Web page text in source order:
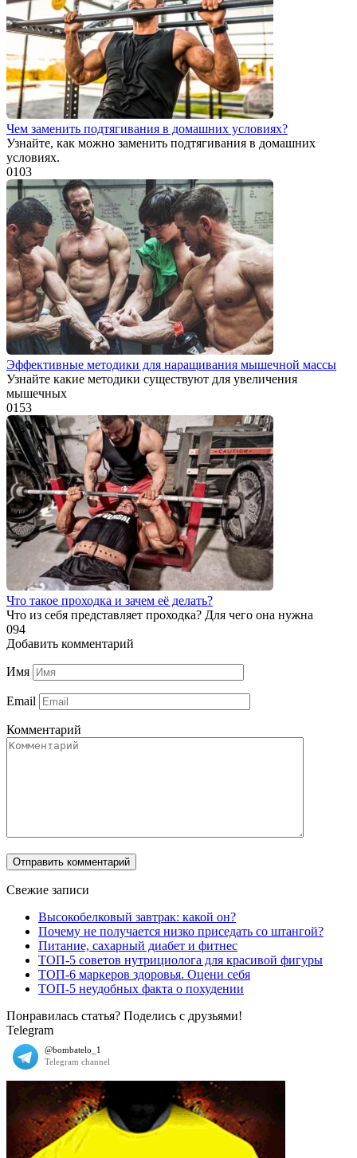
Чем заменить подтягивания в домашних условиях?
Узнайте, как можно заменить подтягивания в домашних
условиях.
0103
Эффективные методики для наращивания мышечной массы
Узнайте какие методики существуют для увеличения
мышечных
0153
Что такое проходка и зачем её делать?
Что из себя представляет проходка? Для чего она нужна
094
Добавить комментарий
Имя
Email
Комментарий
Свежие записи
Высокобелковый завтрак: какой он?
Почему не получается низко приседать со штангой?
Питание, сахарный диабет и фитнес
ТОП-5 советов нутрициолога для красивой фигуры
ТОП-6 маркеров здоровья. Оцени себя
ТОП-5 неудобных факта о похудении
Понравилась статья? Поделись с друзьями!
Telegram